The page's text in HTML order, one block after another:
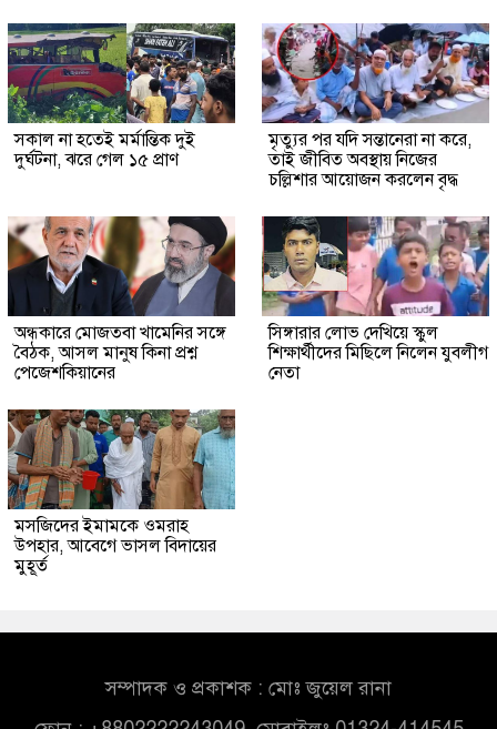
সকাল না হতেই মর্মান্তিক দুই
দুর্ঘটনা, ঝরে গেল ১৫ প্রাণ
মৃত্যুর পর যদি সন্তানেরা না করে,
তাই জীবিত অবস্থায় নিজের
চল্লিশার আয়োজন করলেন বৃদ্ধ
অন্ধকারে মোজতবা খামেনির সঙ্গে
বৈঠক, আসল মানুষ কিনা প্রশ্ন
পেজেশকিয়ানের
সিঙ্গারার লোভ দেখিয়ে স্কুল
শিক্ষার্থীদের মিছিলে নিলেন যুবলীগ
নেতা
মসজিদের ইমামকে ওমরাহ
উপহার, আবেগে ভাসল বিদায়ের
মুহূর্ত
সম্পাদক ও প্রকাশক : মোঃ জুয়েল রানা